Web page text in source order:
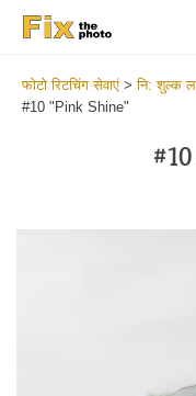
फोटो रिटचिंग सेवाएं >नि: शुल्क
#10 "Pink Shine"